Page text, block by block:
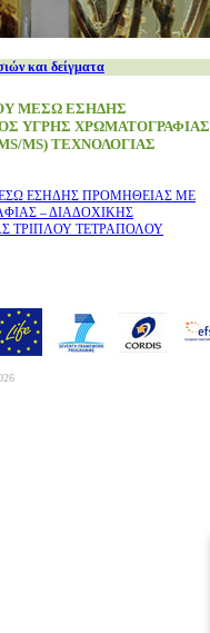
και δείγματα
ΜΕΣΩ ΕΣΗΔΗΣ
ΥΓΡΗΣ ΧΡΩΜΑΤΟΓΡΑΦΙΑΣ
MS) ΤΕΧΝΟΛΟΓΙΑΣ
ΕΣΗΔΗΣ ΠΡΟΜΗΘΕΙΑΣ ΜΕ
– ΔΙΑΔΟΧΙΚΗΣ
ΤΡΙΠΛΟΥ ΤΕΤΡΑΠΟΛΟΥ